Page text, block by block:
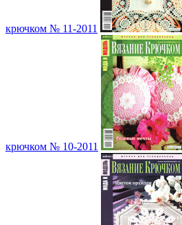
крючком № 11-2011
крючком № 10-2011